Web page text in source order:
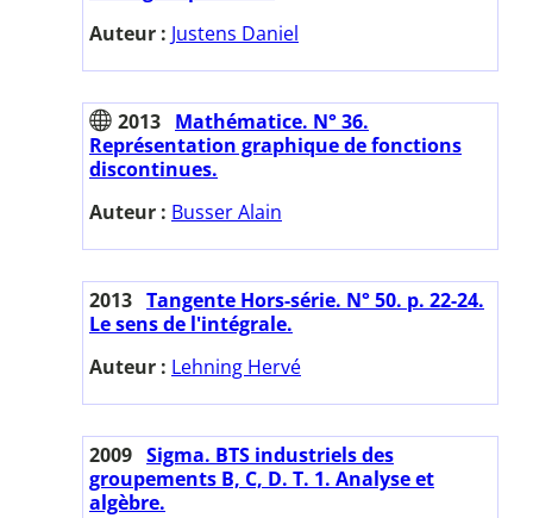
Auteur : Justens Daniel
2013 Mathématice. N° 36.
Représentation graphique de fonctions
discontinues.
Auteur : Busser Alain
2013 Tangente Hors-série. N° 50. p. 22-24.
Le sens de l'intégrale.
Auteur : Lehning Hervé
2009 Sigma. BTS industriels des
groupements B, C, D. T. 1. Analyse et
algèbre.